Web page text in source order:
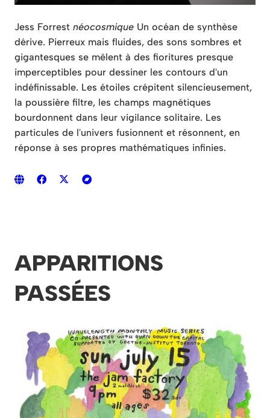
Jess Forrest néocosmique Un océan de synthèse
dérive. Pierreux mais fluides, des sons sombres et
gigantesques se mêlent à des fioritures presque
imperceptibles pour dessiner les contours d'un
indéfinissable. Les étoiles crépitent silencieusement,
la poussière filtre, les champs magnétiques
bourdonnent dans leur vigilance solitaire. Les
particules de l'univers fusionnent et résonnent, en
réponse à ses propres mathématiques infinies.
APPARITIONS
PASSÉES